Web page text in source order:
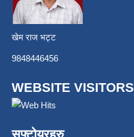
खेम राज भट्ट
9848446456
WEBSITE VISITORS